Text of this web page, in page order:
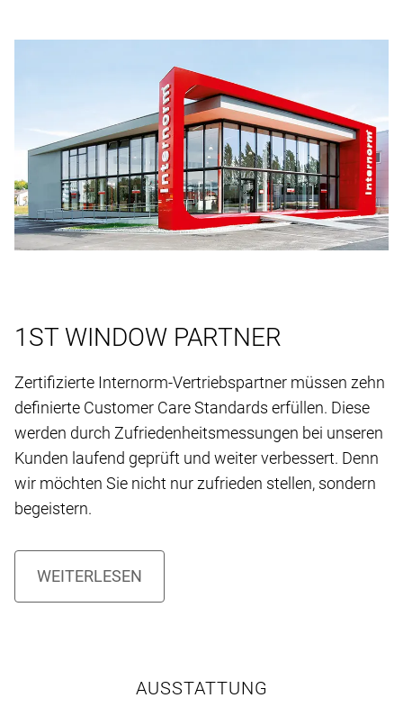
1ST WINDOW PARTNER
Zertifizierte Internorm-Vertriebspartner müssen zehn
definierte Customer Care Standards erfüllen. Diese
werden durch Zufriedenheitsmessungen bei unseren
Kunden laufend geprüft und weiter verbessert. Denn
wir möchten Sie nicht nur zufrieden stellen, sondern
begeistern.
AUSSTATTUNG